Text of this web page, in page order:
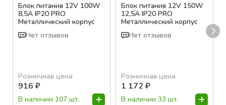
Блок питания 12V 100W
8,5A IP20 PRO
Металлический корпус
Нет отзывов
Розничная цена
916 ₽
В наличии 107 шт.
Блок питания 12V 150W
12,5A IP20 PRO
Металлический корпус
Нет отзывов
Розничная цена
1 172 ₽
В наличии 33 шт.